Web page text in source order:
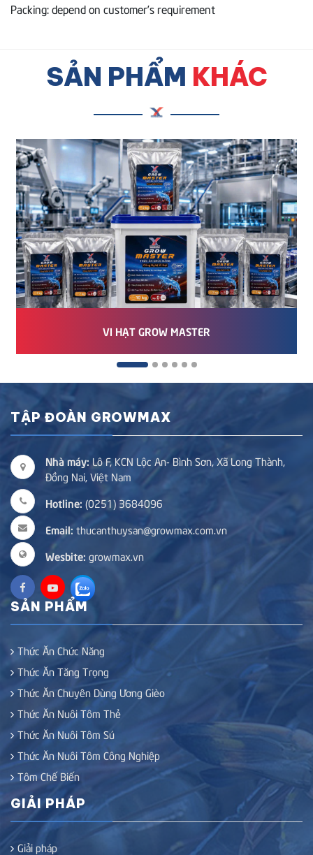
Packing: depend on customer’s requirement
SẢN PHẨM KHÁC
VI HẠT GROW MASTER
TẬP ĐOÀN GROWMAX
Nhà máy: Lô F, KCN Lộc An- Bình Sơn, Xã Long Thành,
Đồng Nai, Việt Nam
Hotline: (0251) 3684096
Email: thucanthuysan@growmax.com.vn
Wesbite: growmax.vn
SẢN PHẨM
Thức Ăn Chức Năng
Thức Ăn Tăng Trọng
Thức Ăn Chuyên Dùng Ương Gièo
Thức Ăn Nuôi Tôm Thẻ
Thức Ăn Nuôi Tôm Sú
Thức Ăn Nuôi Tôm Công Nghiệp
Tôm Chế Biến
GIẢI PHÁP
Giải pháp